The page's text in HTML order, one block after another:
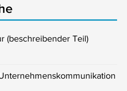
(beschreibender Teil)